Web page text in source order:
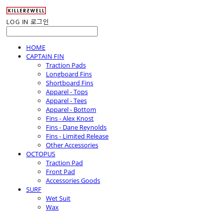
LOG IN 로그인
HOME
CAPTAIN FIN
Traction Pads
Longboard Fins
Shortboard Fins
Apparel - Tops
Apparel - Tees
Apparel - Bottom
Fins - Alex Knost
Fins - Dane Reynolds
Fins - Limited Release
Other Accessories
OCTOPUS
Traction Pad
Front Pad
Accessories Goods
SURF
Wet Suit
Wax